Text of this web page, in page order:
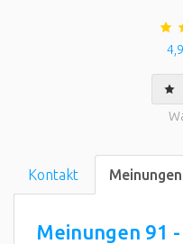
Kontakt Meinungen
Meinungen 91